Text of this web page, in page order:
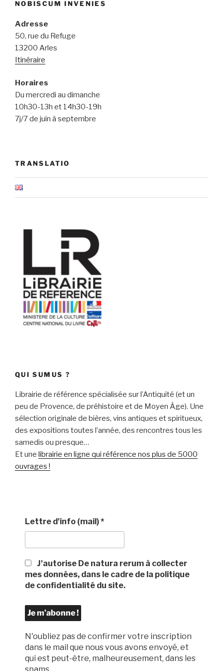
NOBISCUM INVENIES
Adresse
50, rue du Refuge
13200 Arles
Itinéraire
Horaires
Du mercredi au dimanche
10h30-13h et 14h30-19h
7j/7 de juin à septembre
TRANSLATIO
QUI SUMUS ?
Librairie de référence spécialisée sur l’Antiquité (et un
peu de Provence, de préhistoire et de Moyen Âge). Une
sélection originale de bières, vins antiques et spiritueux,
des expositions toutes l’année, des rencontres tous les
samedis ou presque…
Et une librairie en ligne qui référence nos plus de 5000
ouvrages !
Lettre d'info (mail)*
J'autorise De natura rerum à collecter
mes données, dans le cadre de la politique
de confidentialité du site.
N'oubliez pas de confirmer votre inscription
dans le mail que nous vous avons envoyé, et
qui est peut-être, malheureusement, dans les
spams.